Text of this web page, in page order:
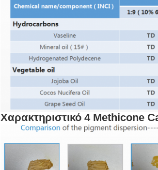
Χαρακτηριστικό 4 Methicone